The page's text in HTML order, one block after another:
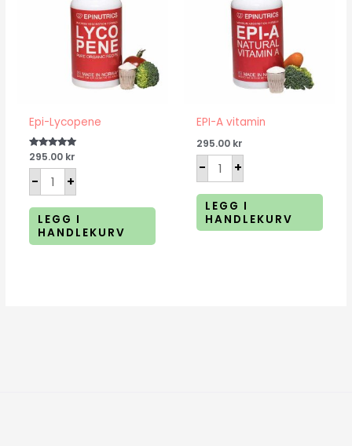
Epi-Lycopene
Vurdert
295.00 kr
- +
LEGG I
HANDLEKURV
EPI-A vitamin
295.00 kr
- +
LEGG I
HANDLEKURV